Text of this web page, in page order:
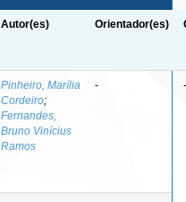
Autor(es) Orientador(es)
Pinheiro, Marília
Cordeiro;
Fernandes,
Bruno Vinícius
Ramos
- -